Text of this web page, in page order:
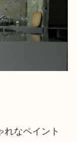
れなペイント